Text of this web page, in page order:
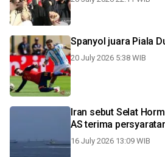
Spanyol juara Piala
20 July 2026 5:38 WIB
Iran sebut Selat
AS terima
16 July 2026 13:09 WIB